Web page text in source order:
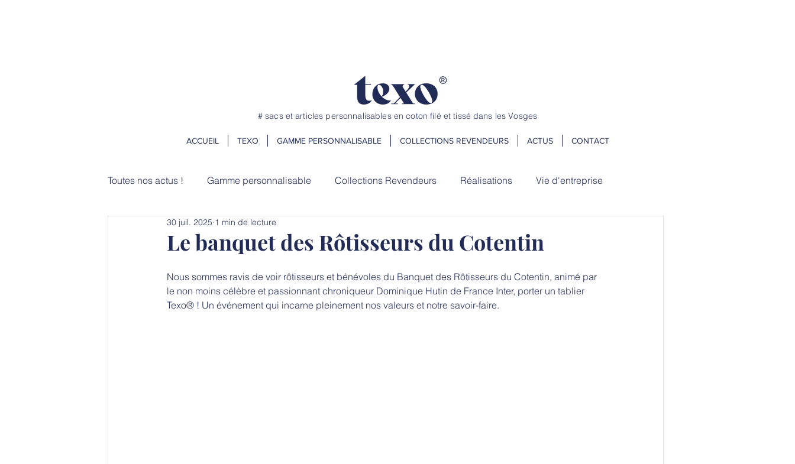
# sacs et articles personnalisables en coton filé et tissé dans les Vosges
ACCUEIL TEXO GAMME PERSONNALISABLE COLLECTIONS REVENDEURS ACTUS CONTACT
Toutes nos actus ! Gamme personnalisable Collections Revendeurs Réalisations Vie d'entreprise
Usages
Le banquet des Rôtisseurs du Cotentin
30 juil. 2025 1 min de lecture
Nous sommes ravis de voir rôtisseurs et bénévoles du Banquet des Rôtisseurs du Cotentin, animé par
le non moins célèbre et passionnant chroniqueur Dominique Hutin de France Inter, porter un tablier
Texo® ! Un événement qui incarne pleinement nos valeurs et notre savoir-faire.